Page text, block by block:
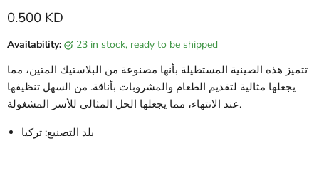
Current price
0.500 KD
Availability: 23 in stock, ready to be shipped
تتميز هذه الصينية المستطيلة بأنها مصنوعة من البلاستيك المتين، مما
يجعلها مثالية لتقديم الطعام والمشروبات بأناقة. من السهل تنظيفها
عند الانتهاء، مما يجعلها الحل المثالي للأسر المشغولة.
بلد التصنيع: تركيا